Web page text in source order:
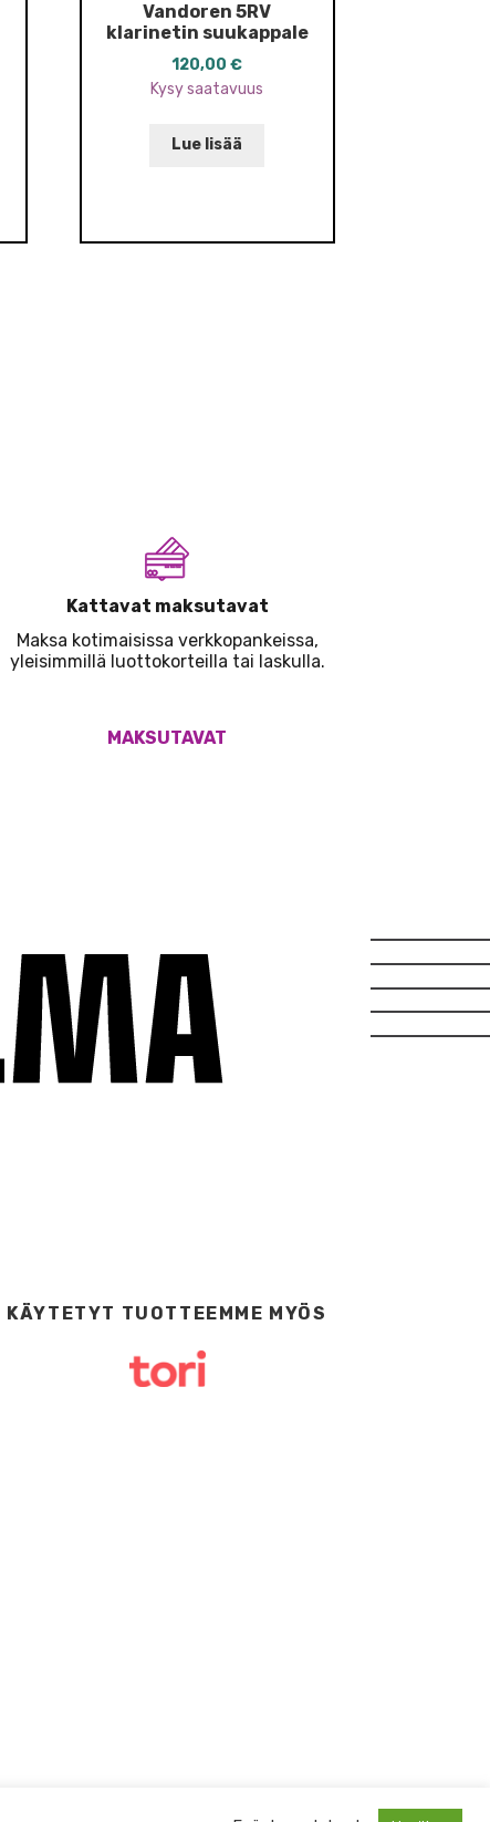
Vandoren 5RV
klarinetin suukappale
120,00€
Kysy saatavuus
Lue lisää
Kattavat maksutavat
Maksa kotimaisissa verkkopankeissa,
yleisimmillä luottokorteilla tai laskulla.
MAKSUTAVAT
KÄYTETYT TUOTTEEMME MYÖS